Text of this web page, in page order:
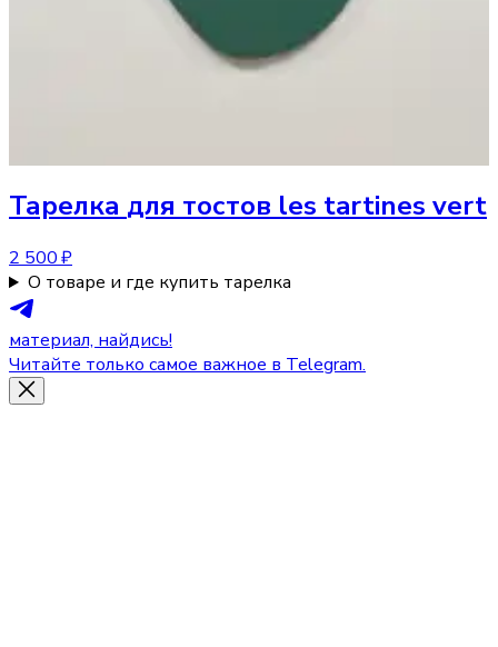
Тарелка для тостов les tartines vert
2 500 ₽
О товаре и где купить тарелка
материал, найдись!
Читайте только самое важное в Telegram.